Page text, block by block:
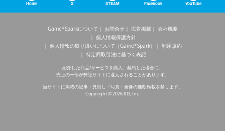
Home X STEAM Facebook YouTube
Game*Sparkについて お問合せ 広告掲載
会社概要
個人情報保護方針
個人情報の取り扱いについて（Game*Spark）
利用規約
特定商取引法に基づく表記
紹介した商品/サービスを購入、契約した場合に、
売上の一部が弊社サイトに還元されることがあります。
当サイトに掲載の記事・見出し・写真・画像の無断転載を禁じます。
Copyright © 2026 IID, Inc.